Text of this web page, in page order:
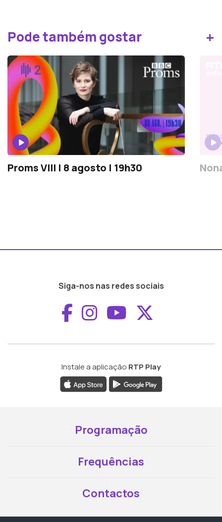
Pode também gostar +
Proms VIII | 8 agosto | 19h30
Siga-nos nas redes sociais
Aceder ao
Aceder ao
Aceder ao
Instale a aplicação RTP Play
Programação
Frequências
Contactos